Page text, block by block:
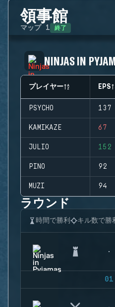
領事館
マップ 1 終了
NINJAS IN
プレイヤー EPS
PSYCHO 137
KAMIKAZE 67
JULIO 152
PINO 92
MUZI 94
ラウンド
時間で勝利 キル数で勝
01